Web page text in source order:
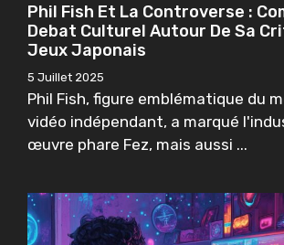
Phil Fish Et La Controverse :
Debat Culturel Autour De Sa
Jeux Japonais
5 Juillet 2025
Phil Fish, figure emblématique du
vidéo indépendant, a marqué
œuvre phare Fez, mais aussi ...